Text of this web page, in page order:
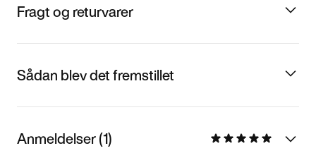
Fragt og returvarer
Sådan blev det fremstillet
Anmeldelser (1)